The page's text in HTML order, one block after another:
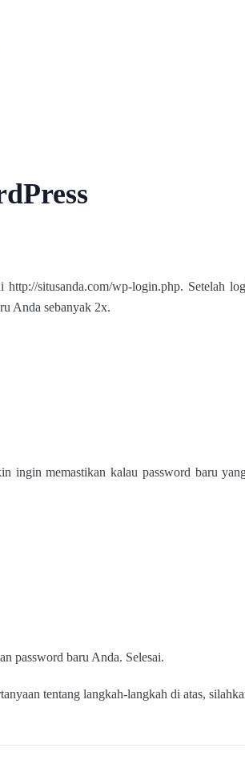
situsanda.com/wp-login.php. Setelah
Anda sebanyak 2x.
ingin memastikan kalau password baru
password baru Anda. Selesai.
tentang langkah-langkah di atas,